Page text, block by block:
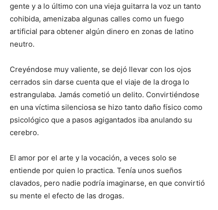
gente y a lo último con una vieja guitarra la voz un tanto
cohibida, amenizaba algunas calles como un fuego
artificial para obtener algún dinero en zonas de latino
neutro.
Creyéndose muy valiente, se dejó llevar con los ojos
cerrados sin darse cuenta que el viaje de la droga lo
estrangulaba. Jamás cometió un delito. Convirtiéndose
en una víctima silenciosa se hizo tanto daño físico como
psicológico que a pasos agigantados iba anulando su
cerebro.
El amor por el arte y la vocación, a veces solo se
entiende por quien lo practica. Tenía unos sueños
clavados, pero nadie podría imaginarse, en que convirtió
su mente el efecto de las drogas.